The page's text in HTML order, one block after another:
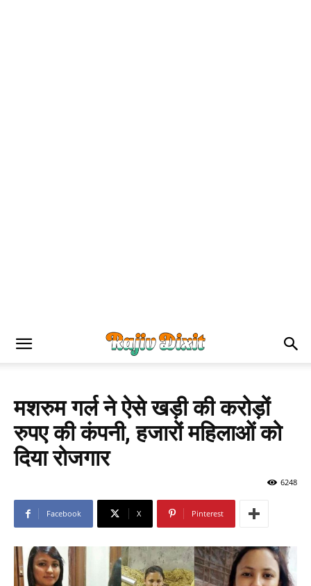
मशरुम गर्ल ने ऐसे खड़ी की करोड़ों
रुपए की कंपनी, हजारों महिलाओं को
दिया रोजगार
6248
Facebook X Pinterest